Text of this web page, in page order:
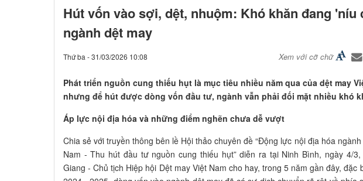
Hút vốn vào sợi, dệt, nhuộm: Khó khăn đang 'níu
ngành dệt may
Thứ ba - 31/03/2026 10:08 Xem với cỡ chữ
Phát triển nguồn cung thiếu hụt là mục tiêu nhiều năm qua của dệt may
nhưng để hút được dòng vốn đầu tư, ngành vẫn phải đối mặt nhiều khó
Áp lực nội địa hóa và những điểm nghẽn chưa dễ vượt
Chia sẻ với truyền thông bên lề Hội thảo chuyên đề “Động lực nội địa hóa
Nam - Thu hút đầu tư nguồn cung thiếu hụt” diễn ra tại Ninh Bình, ngày 4/
Giang - Chủ tịch Hiệp hội Dệt may Việt Nam cho hay, trong 5 năm gần đây, đặc